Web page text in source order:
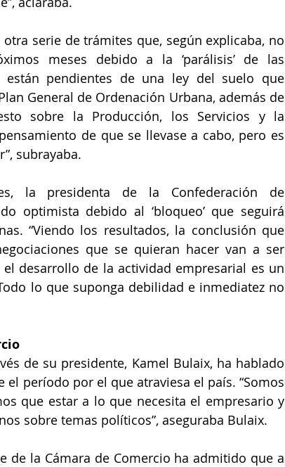
serie de trámites que, según explicaba, no
meses debido a la ‘parálisis’ de las
están pendientes de una ley del suelo que
General de Ordenación Urbana, además de
sobre la Producción, los Servicios y la
de que se llevase a cabo, pero es
subrayaba.
la presidenta de la Confederación de
optimista debido al ‘bloqueo’ que seguirá
“Viendo los resultados, la conclusión que
que se quieran hacer van a ser
desarrollo de la actividad empresarial es un
lo que suponga debilidad e inmediatez no
de su presidente, Kamel Bulaix, ha hablado
período por el que atraviesa el país. “Somos
que estar a lo que necesita el empresario y
sobre temas políticos”, aseguraba Bulaix.
de la Cámara de Comercio ha admitido que a